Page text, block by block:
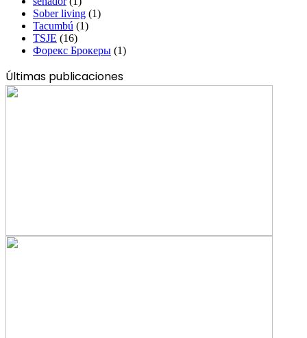
Sober living (1)
Tacumbú (1)
TSJE (16)
Форекс Брокеры (1)
Últimas publicaciones